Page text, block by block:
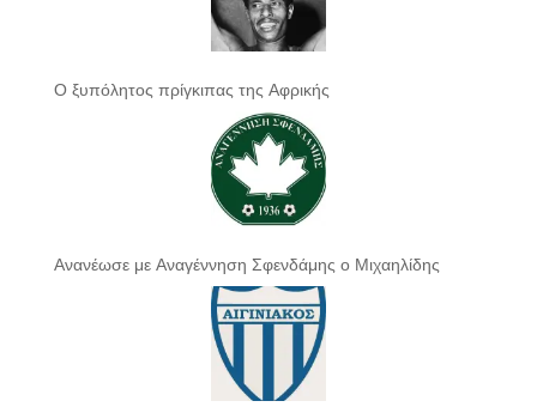
Ο ξυπόλητος πρίγκιπας της Αφρικής
Ανανέωσε με Αναγέννηση Σφενδάμης ο Μιχαηλίδης